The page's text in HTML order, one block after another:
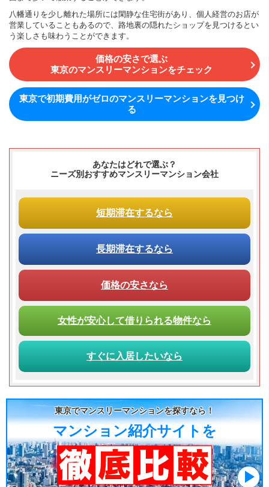
八幡通りを少し離れた場所には閑静な住宅街があり、個人経営のお店が
営業していることもあるので、路地裏の隠れたショップを見つけるとい
う楽しさも味わうことができます。
価格の安さで選ぶ
東京のマンスリーマンションをチェック
東京で初期費用がゼロのマンスリーマンションを見つけ
る
あなたはどれで選ぶ？
ニーズ別おすすめマンスリーマンション会社
短期滞在するなら
長期滞在するなら
価格の安さなら
女性が安心して借りられる物件なら
すぐに入居したいなら
東京でマンスリーマンションを探すなら！
マンション紹介サイトを